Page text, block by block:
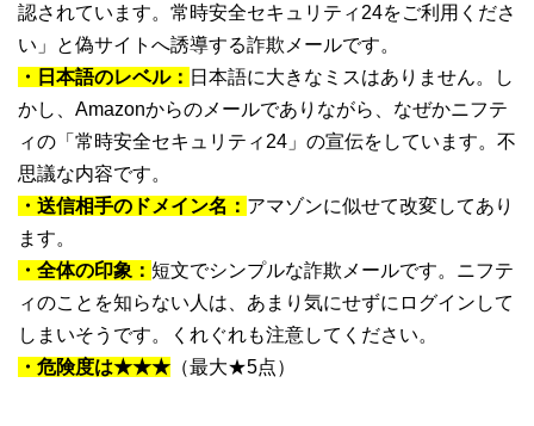
認されています。常時安全セキュリティ24をご利用くださ
い」と偽サイトへ誘導する詐欺メールです。
・日本語のレベル： 日本語に大きなミスはありません。し
かし、Amazonからのメールでありながら、なぜかニフテ
ィの「常時安全セキュリティ24」の宣伝をしています。不
思議な内容です。
・送信相手のドメイン名： アマゾンに似せて改変してあり
ます。
・全体の印象： 短文でシンプルな詐欺メールです。ニフテ
ィのことを知らない人は、あまり気にせずにログインして
しまいそうです。くれぐれも注意してください。
・危険度は★★★ （最大★5点）